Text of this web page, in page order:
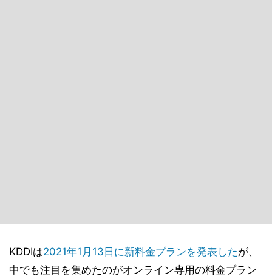
KDDIは2021年1月13日に新料金プランを発表したが、
中でも注目を集めたのがオンライン専用の料金プラン